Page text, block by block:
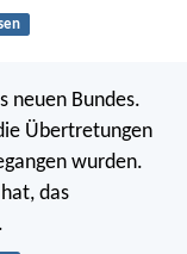
neuen Bundes.
Übertretungen
wurden.
das